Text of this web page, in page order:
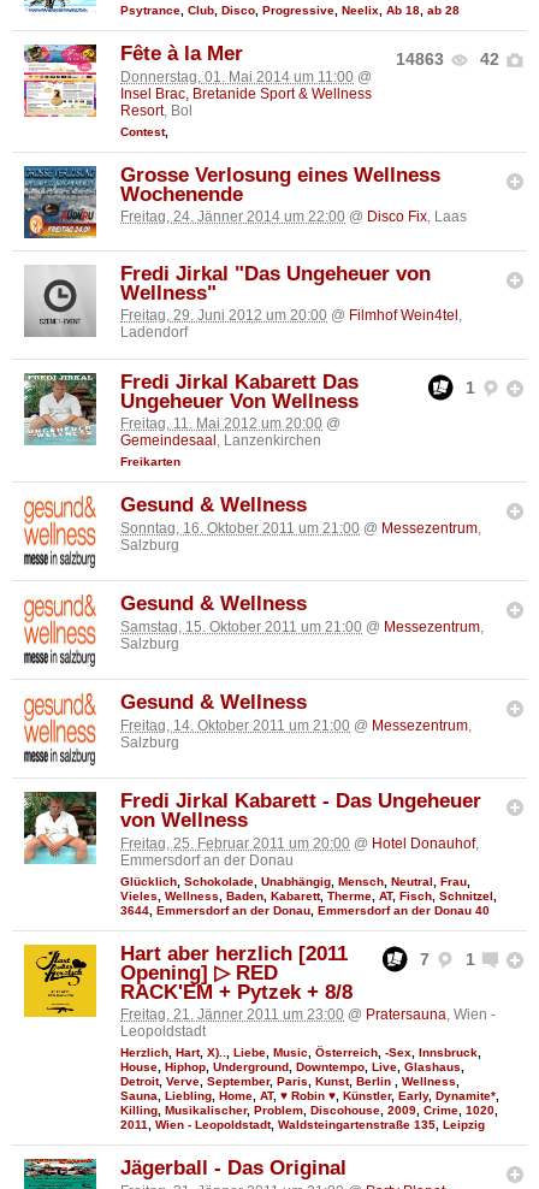
Psytrance, Club, Disco, Progressive, Neelix, Ab 18, ab 28
14863 42
Fête à la Mer
Donnerstag, 01. Mai 2014 um 11:00 @
Insel Brac, Bretanide Sport & Wellness
Resort, Bol
Contest,
Grosse Verlosung eines Wellness
Wochenende
Freitag, 24. Jänner 2014 um 22:00 @ Disco Fix, Laas
Fredi Jirkal "Das Ungeheuer von
Wellness"
Freitag, 29. Juni 2012 um 20:00 @ Filmhof Wein4tel ,
Ladendorf
1
Fredi Jirkal Kabarett Das
Ungeheuer Von Wellness
Freitag, 11. Mai 2012 um 20:00 @
Gemeindesaal , Lanzenkirchen
Freikarten
Gesund & Wellness
Sonntag, 16. Oktober 2011 um 21:00 @ Messezentrum,
Salzburg
Gesund & Wellness
Samstag, 15. Oktober 2011 um 21:00 @ Messezentrum,
Salzburg
Gesund & Wellness
Freitag, 14. Oktober 2011 um 21:00 @ Messezentrum,
Salzburg
Fredi Jirkal Kabarett - Das Ungeheuer
von Wellness
Freitag, 25. Februar 2011 um 20:00 @ Hotel Donauhof,
Emmersdorf an der Donau
Glücklich Schokolade Unabhängig Mensch Neutral Frau
Vieles
Wellness Baden Kabarett, Therme AT, Fisch Schnitzel
3644 Emmersdorf an der Donau Emmersdorf an der Donau 40
7 1
Hart aber herzlich [2011
Opening] ▷ RED
RACK'EM + Pytzek + 8/8
Freitag, 21. Jänner 2011 um 23:00 @ Pratersauna, Wien -
Leopoldstadt
Herzlich, Hart, X).., Liebe, Music, Österreich, -Sex, Innsbruck,
House, Hiphop, Underground, Downtempo, Live, Glashaus,
Detroit, Verve, September, Paris, Kunst, Berlin , Wellness,
Sauna, Liebling, Home, AT, ♥ Robin ♥, Künstler, Early, Dynamite*,
Killing, Musikalischer, Problem, Discohouse, 2009, Crime, 1020,
2011, Wien - Leopoldstadt, Waldsteingartenstraße 135, Leipzig
Jägerball - Das Original